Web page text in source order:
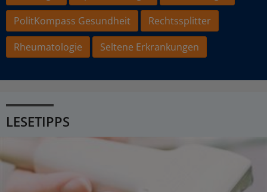
PolitKompass Gesundheit
Rechtssplitter
Rheumatologie
Seltene Erkrankungen
LESETIPPS